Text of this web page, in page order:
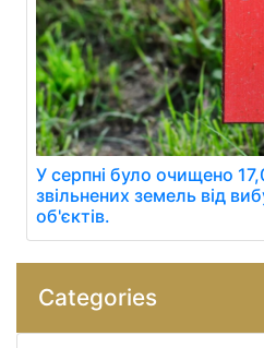
У серпні було очищено
звільнених земель від
об'єктів.
Categories